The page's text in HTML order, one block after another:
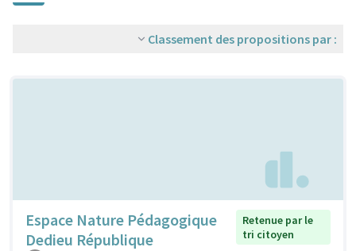
Classement des propositions par :
Espace Nature Pédagogique
Dedieu République
Retenue par le
tri citoyen